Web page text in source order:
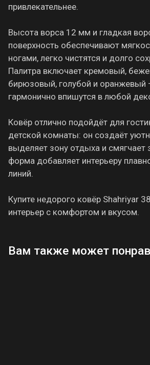
привлекательнее.
Высота ворса 12 мм и гладкая
поверхность обеспечивают
ногами, легко чистятся и долго
Палитра включает кремовый,
бирюзовый, голубой и оранжевый
гармонично впишутся в любой
Ковёр отлично подойдёт для
детской комнаты: он создаёт
выделяет зону отдыха и смягчает
форма добавляет интерьеру
линий.
Купите недорого ковёр Shahriyar
интерьер с комфортом и вкусом.
Вам также может